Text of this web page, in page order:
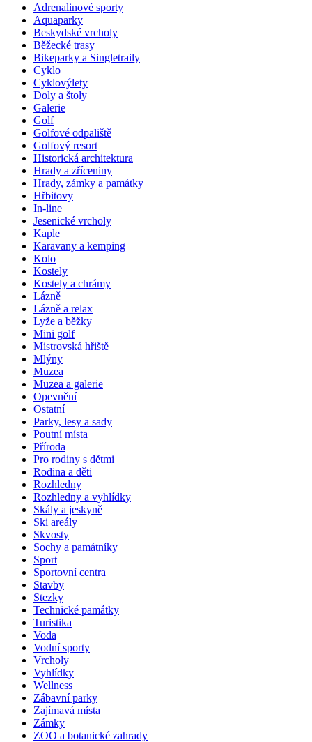
Adrenalinové sporty
Aquaparky
Beskydské vrcholy
Běžecké trasy
Bikeparky a Singletraily
Cyklo
Cyklovýlety
Doly a štoly
Galerie
Golf
Golfové odpaliště
Golfový resort
Historická architektura
Hrady a zříceniny
Hrady, zámky a památky
Hřbitovy
In-line
Jesenické vrcholy
Kaple
Karavany a kemping
Kolo
Kostely
Kostely a chrámy
Lázně
Lázně a relax
Lyže a běžky
Mini golf
Mistrovská hřiště
Mlýny
Muzea
Muzea a galerie
Opevnění
Ostatní
Parky, lesy a sady
Poutní místa
Příroda
Pro rodiny s dětmi
Rodina a děti
Rozhledny
Rozhledny a vyhlídky
Skály a jeskyně
Ski areály
Skvosty
Sochy a památníky
Sport
Sportovní centra
Stavby
Stezky
Technické památky
Turistika
Voda
Vodní sporty
Vrcholy
Vyhlídky
Wellness
Zábavní parky
Zajímavá místa
Zámky
ZOO a botanické zahrady